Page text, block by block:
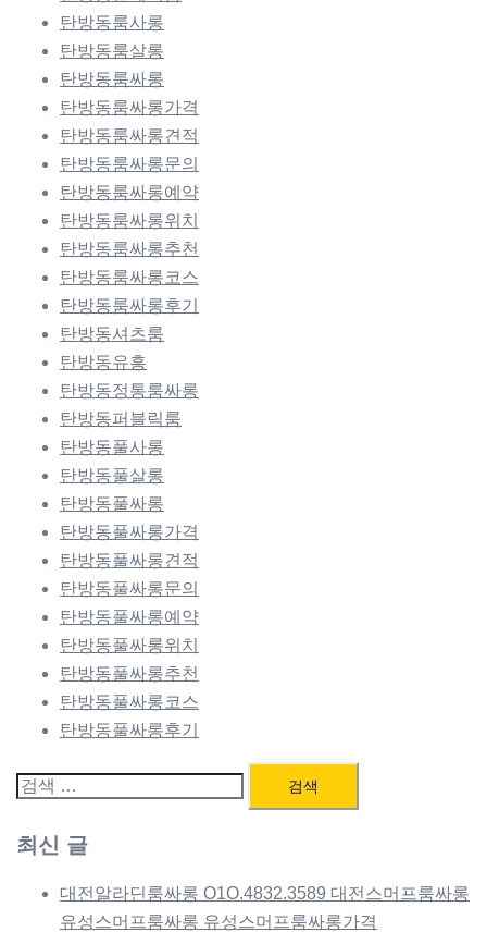
탄방동룸사롱
탄방동룸살롱
탄방동룸싸롱
탄방동룸싸롱가격
탄방동룸싸롱견적
탄방동룸싸롱문의
탄방동룸싸롱예약
탄방동룸싸롱위치
탄방동룸싸롱추천
탄방동룸싸롱코스
탄방동룸싸롱후기
탄방동셔츠룸
탄방동유흥
탄방동정통룸싸롱
탄방동퍼블릭룸
탄방동풀사롱
탄방동풀살롱
탄방동풀싸롱
탄방동풀싸롱가격
탄방동풀싸롱견적
탄방동풀싸롱문의
탄방동풀싸롱예약
탄방동풀싸롱위치
탄방동풀싸롱추천
탄방동풀싸롱코스
탄방동풀싸롱후기
검
최신 글
대전알라딘룸싸롱 O1O.4832.3589 대전스머프룸싸롱
유성스머프룸싸롱 유성스머프룸싸롱가격